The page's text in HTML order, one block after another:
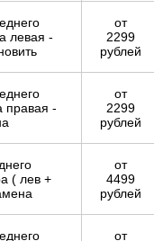
левая -
от
2299
рублей
правая -
от
2299
рублей
( лев +
от
4499
рублей
от